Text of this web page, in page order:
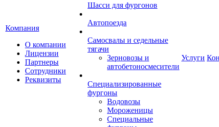
Компания
О компании
Лицензии
Партнеры
Сотрудники
Реквизиты
Шасси для фургонов
Автопоезда
Самосвалы и седельные
тягачи
Зерновозы и
автобетоносмесители
Специализированные
фургоны
Водовозы
Мороженицы
Специальные
Услуги